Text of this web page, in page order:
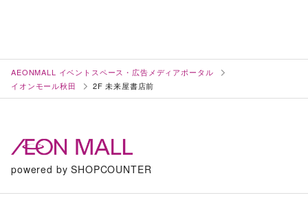
AEONMALL イベントスペース・広告メディアポータル
イオンモール秋田
2F 未来屋書店前
powered by SHOPCOUNTER